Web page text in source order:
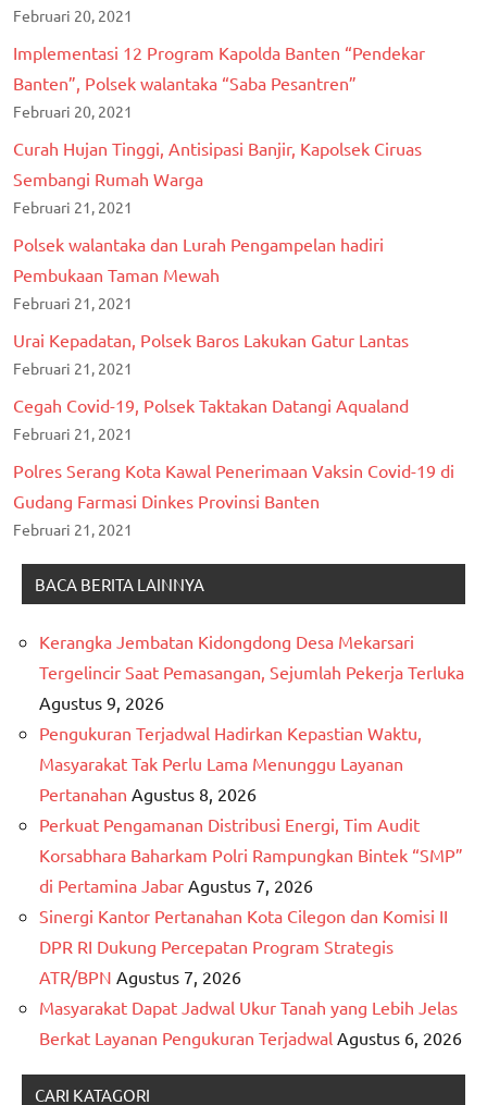
Februari 20, 2021
Implementasi 12 Program Kapolda Banten “Pendekar
Banten”, Polsek walantaka “Saba Pesantren”
Februari 20, 2021
Curah Hujan Tinggi, Antisipasi Banjir, Kapolsek Ciruas
Sembangi Rumah Warga
Februari 21, 2021
Polsek walantaka dan Lurah Pengampelan hadiri
Pembukaan Taman Mewah
Februari 21, 2021
Urai Kepadatan, Polsek Baros Lakukan Gatur Lantas
Februari 21, 2021
Cegah Covid-19, Polsek Taktakan Datangi Aqualand
Februari 21, 2021
Polres Serang Kota Kawal Penerimaan Vaksin Covid-19 di
Gudang Farmasi Dinkes Provinsi Banten
Februari 21, 2021
BACA BERITA LAINNYA
Kerangka Jembatan Kidongdong Desa Mekarsari
Tergelincir Saat Pemasangan, Sejumlah Pekerja Terluka
Agustus 9, 2026
Pengukuran Terjadwal Hadirkan Kepastian Waktu,
Masyarakat Tak Perlu Lama Menunggu Layanan
Pertanahan Agustus 8, 2026
Perkuat Pengamanan Distribusi Energi, Tim Audit
Korsabhara Baharkam Polri Rampungkan Bintek “SMP”
di Pertamina Jabar Agustus 7, 2026
Sinergi Kantor Pertanahan Kota Cilegon dan Komisi II
DPR RI Dukung Percepatan Program Strategis
ATR/BPN Agustus 7, 2026
Masyarakat Dapat Jadwal Ukur Tanah yang Lebih Jelas
Berkat Layanan Pengukuran Terjadwal Agustus 6, 2026
CARI KATAGORI